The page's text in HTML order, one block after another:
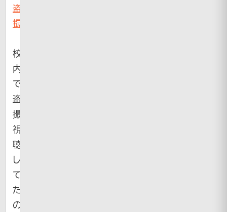
盗
撮
校
内
で
盗
撮・
視
聴
し
て
た
の